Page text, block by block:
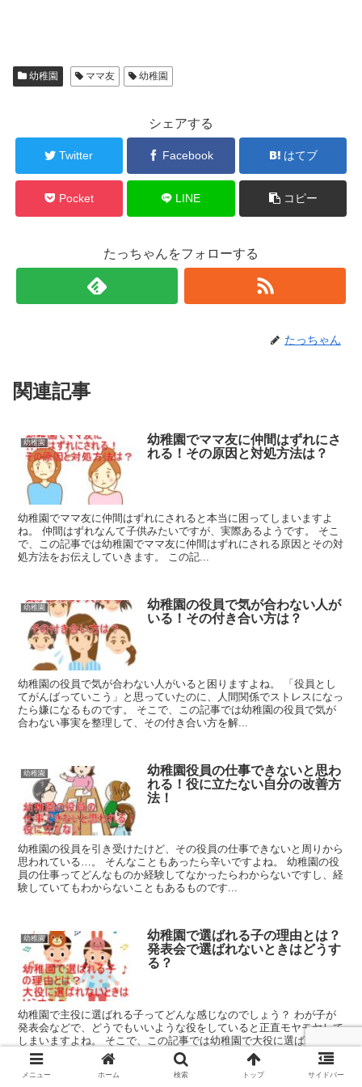
幼稚園 ママ友 幼稚園
シェアする
Twitter Facebook はてブ
Pocket LINE コピー
たっちゃんをフォローする
たっちゃん
関連記事
幼稚園
幼稚園でママ友に仲間はずれにさ
れる！その原因と対処方法は？
幼稚園でママ友に仲間はずれにされると本当に困ってしまいますよ
ね。 仲間はずれなんて子供みたいですが、実際あるようです。 そこ
で、この記事では幼稚園でママ友に仲間はずれにされる原因とその対
処方法をお伝えしていきます。 この記...
幼稚園
幼稚園の役員で気が合わない人が
いる！その付き合い方は？
幼稚園の役員で気が合わない人がいると困りますよね。 「役員とし
てがんばっていこう」と思っていたのに、人間関係でストレスになっ
たら嫌になるものです。 そこで、この記事では幼稚園の役員で気が
合わない事実を整理して、その付き合い方を解...
幼稚園
幼稚園役員の仕事できないと思わ
れる！役に立たない自分の改善方
法！
幼稚園の役員を引き受けたけど、その役員の仕事できないと周りから
思われている…。 そんなこともあったら辛いですよね。 幼稚園の役
員の仕事ってどんなものか経験してなかったらわからないですし、経
験していてもわからないこともあるものです...
幼稚園
幼稚園で選ばれる子の理由とは？
発表会で選ばれないときはどうす
る？
幼稚園で主役に選ばれる子ってどんな感じなのでしょう？ わが子が
発表会などで、どうでもいいような役をしていると正直モヤモヤして
しまいますよね。 そこで、この記事では幼稚園で大役に選ばれる子
はどんな子供なのか整理して、選ばれないとき...
メニュー ホーム 検索 トップ サイドバー